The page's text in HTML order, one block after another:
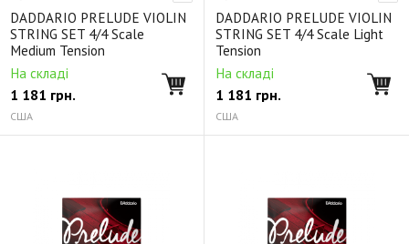
DADDARIO PRELUDE VIOLIN
STRING SET 4/4 Scale
Medium Tension
На складі
1 181 грн.
США
DADDARIO PRELUDE VIOLIN
STRING SET 4/4 Scale Light
Tension
На складі
1 181 грн.
США